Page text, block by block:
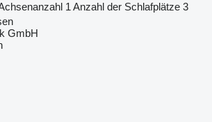
1 Anzahl der Schlafplätze 3
GmbH